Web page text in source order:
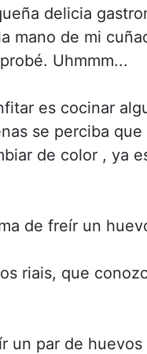
delicia
mano de mi
Uhmmm...
es cocinar
se perciba
de color , ya
de freír un
riais, que
un par de